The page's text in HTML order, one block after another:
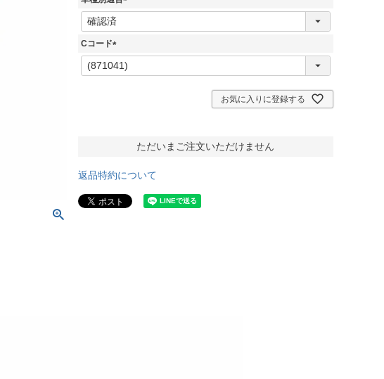
(
Cコード
(
必
お気に入りに登録する
ただいまご注文いただけません
返品特約について